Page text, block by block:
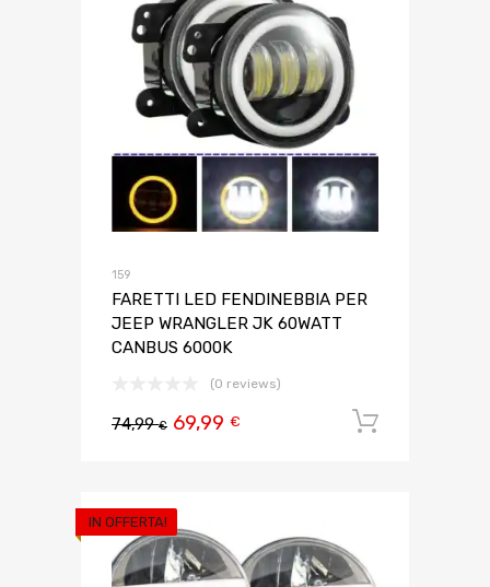
159
FARETTI LED FENDINEBBIA PER
JEEP WRANGLER JK 60WATT
CANBUS 6000K
(0 reviews)
74,99€ 69,99 €
IN OFFERTA!